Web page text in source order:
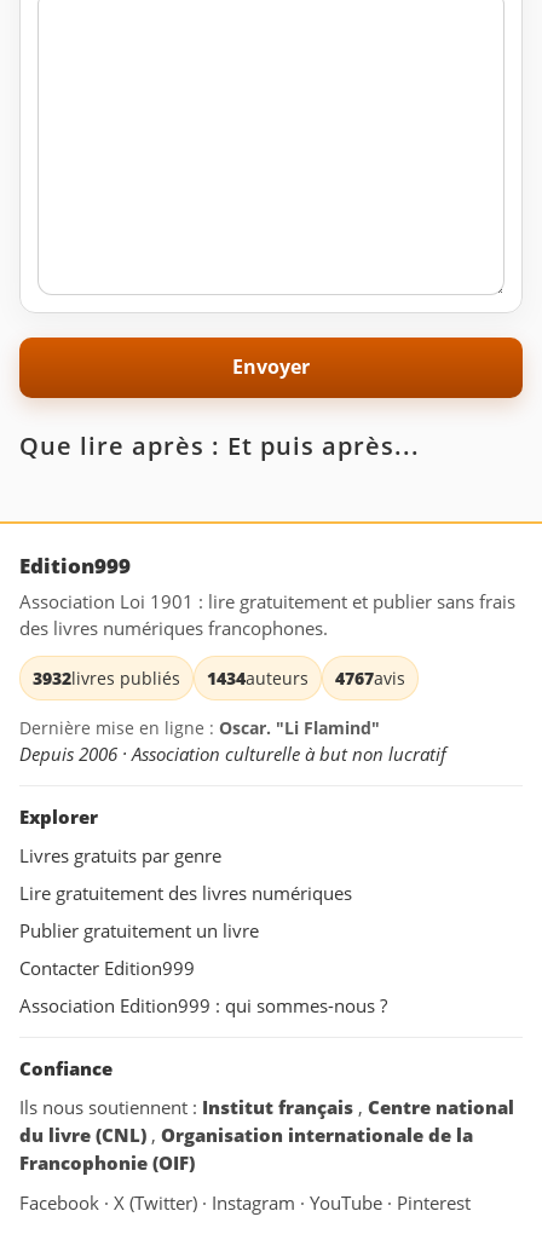
Que lire après : Et puis après...
Edition999
Association Loi 1901 : lire gratuitement et publier sans frais
des livres numériques francophones.
3932livres publiés 1434auteurs 4767avis
Dernière mise en ligne : Oscar. "Li Flamind"
Depuis 2006 · Association culturelle à but non lucratif
Explorer
Livres gratuits par genre
Lire gratuitement des livres numériques
Publier gratuitement un livre
Contacter Edition999
Association Edition999 : qui sommes-nous ?
Confiance
Ils nous soutiennent : Institut français , Centre national
du livre (CNL) , Organisation internationale de la
Francophonie (OIF)
Facebook · X (Twitter) · Instagram · YouTube · Pinterest